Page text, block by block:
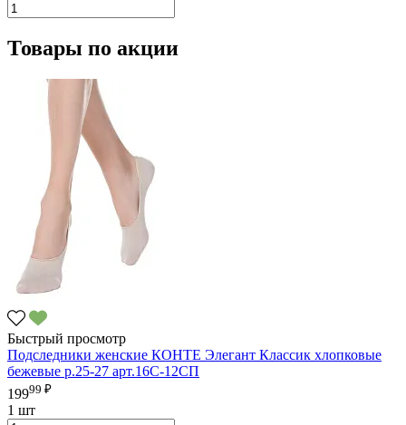
Товары по акции
Быстрый просмотр
Подследники женские КОНТЕ Элегант Классик хлопковые
бежевые р.25-27 арт.16С-12СП
19999 ₽
1 шт